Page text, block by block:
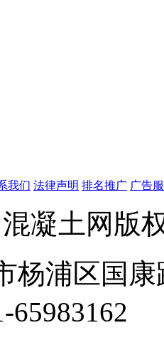
我们 法律声明 排名推广 广告
凝土网版
杨浦区国
65983162